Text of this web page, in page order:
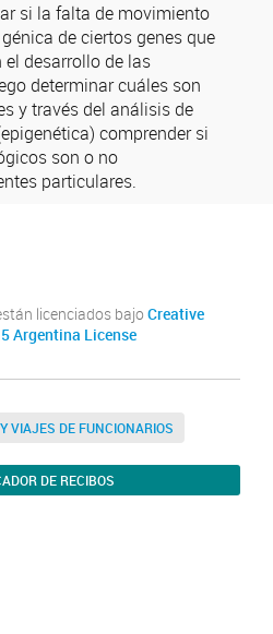
si la falta de movimiento
de ciertos genes que
desarrollo de las
determinar cuáles son
y través del análisis de
comprender si
son o no
particulares.
licenciados bajo Creative
Argentina License
VIAJES DE FUNCIONARIOS
DE RECIBOS